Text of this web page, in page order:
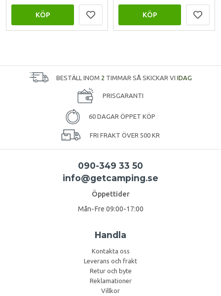
KÖP KÖP
BESTÄLL INOM 2 TIMMAR SÅ SKICKAR VI IDAG
PRISGARANTI
60 DAGAR ÖPPET KÖP
FRI FRAKT ÖVER 500 KR
090-349 33 50
info@getcamping.se
Öppettider
Mån-Fre 09:00-17:00
Handla
Kontakta oss
Leverans och frakt
Retur och byte
Reklamationer
Villkor